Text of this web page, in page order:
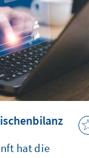
hat die